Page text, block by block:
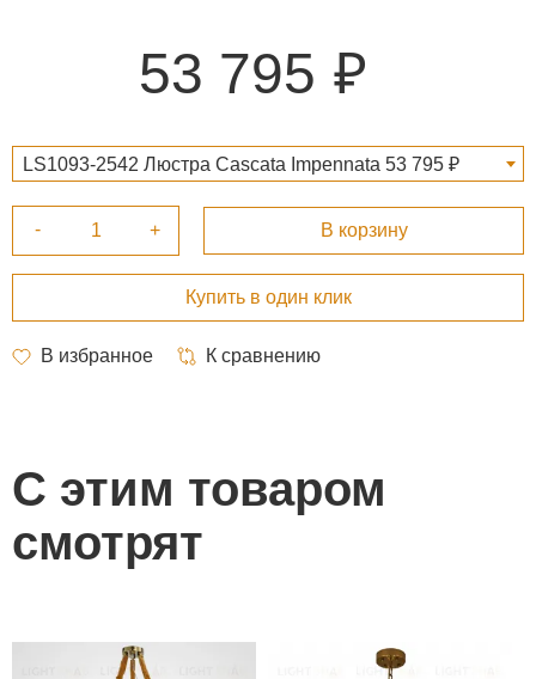
53 795
LS1093-2542 Люстра Cascata Impennata 53 795 ₽
С этим товаром
смотрят